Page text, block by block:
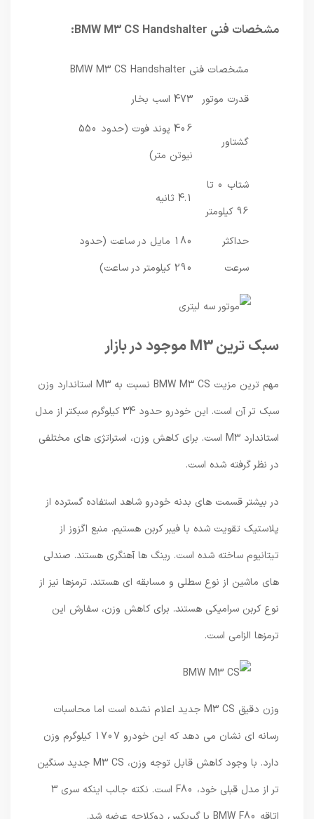
مشخصات فنی BMW M3 CS Handshalter:
مشخصات فنی BMW M3 CS Handshalter
قدرت موتور
473 اسب بخار
406 پوند فوت (حدود 550
نیوتن متر)
شتاب 0 تا
180 مایل در ساعت (حدود
سبک ترین M3 موجود در بازار
مهم ترین مزیت BMW M3 CS نسبت به M3 استاندارد وزن
سبک تر آن است. این خودرو حدود 34 کیلوگرم سبکتر از مدل
استاندارد M3 است. برای کاهش وزن، استراتژی های مختلفی
در نظر گرفته شده است.
در بیشتر قسمت های بدنه خودرو شاهد استفاده گسترده از
پلاستیک تقویت شده با فیبر کربن هستیم. منبع اگزوز از
تیتانیوم ساخته شده است. رینگ ها آهنگری هستند. صندلی
های ماشین از نوع سطلی و مسابقه ای هستند. ترمزها نیز از
نوع کربن سرامیکی هستند. برای کاهش وزن، سفارش این
ترمزها الزامی است.
وزن دقیق M3 CS جدید اعلام نشده است اما محاسبات
رسانه ای نشان می دهد که این خودرو 1707 کیلوگرم وزن
دارد. با وجود کاهش قابل توجه وزن، M3 CS جدید سنگین
تر از مدل قبلی خود، F80 است. نکته جالب اینکه سری 3